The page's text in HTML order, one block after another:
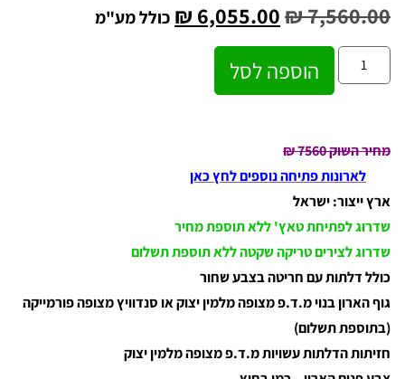
₪7,560.00
₪ 6,055.00 כולל מע"מ
הוספה לסל
מחיר השוק 7560
₪
לארונות פתיחה נוספים לחץ כאן
ארץ ייצור: ישראל
שדרוג לפתיחת טאץ' ללא תוספת מחיר
שדרוג לצירים טריקה שקטה ללא תוספת תשלום
כולל דלתות עם חריטה בצבע שחור
גוף הארון בנוי מ.ד.פ מצופה מלמין יצוק או סנדוויץ מצופה פורמייקה
(בתוספת תשלום)
חזיתות הדלתות עשויות מ.ד.פ מצופה מלמין יצוק